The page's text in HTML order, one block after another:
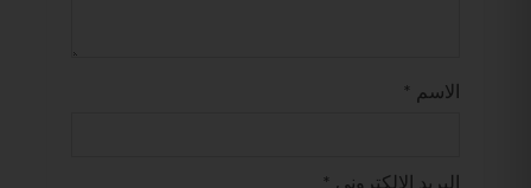
الاسم *
البريد الإلكتروني *